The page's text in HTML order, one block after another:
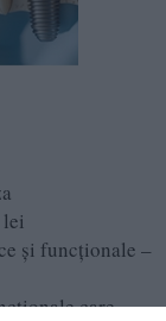
și funcționale –
care